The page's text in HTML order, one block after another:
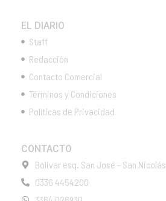
EL DIARIO
Staff
Redacción
Contacto Comercial
Términos y Condiciones
Políticas de Privacidad
CONTACTO
Bolivar esq. San José - San Nicolás
0336 4454200